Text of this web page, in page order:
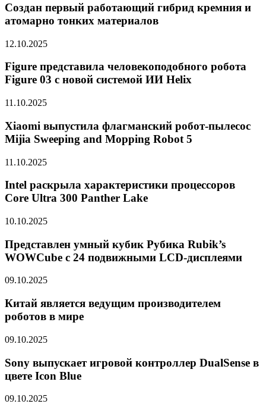
Создан первый работающий гибрид кремния и
атомарно тонких материалов
12.10.2025
Figure представила человекоподобного робота
Figure 03 с новой системой ИИ Helix
11.10.2025
Xiaomi выпустила флагманский робот-пылесос
Mijia Sweeping and Mopping Robot 5
11.10.2025
Intel раскрыла характеристики процессоров
Core Ultra 300 Panther Lake
10.10.2025
Представлен умный кубик Рубика Rubik’s
WOWCube с 24 подвижными LCD-дисплеями
09.10.2025
Китай является ведущим производителем
роботов в мире
09.10.2025
Sony выпускает игровой контроллер DualSense в
цвете Icon Blue
09.10.2025